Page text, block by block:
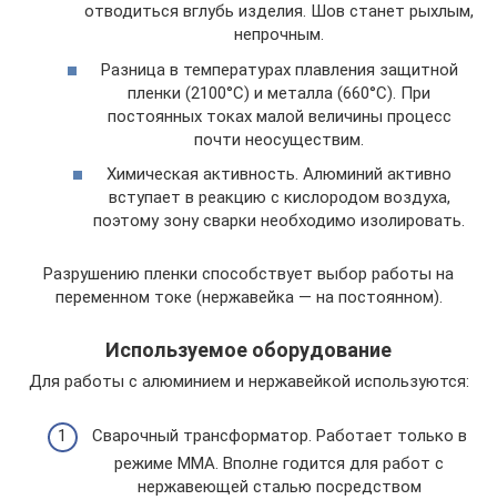
отводиться вглубь изделия. Шов станет рыхлым,
непрочным.
Разница в температурах плавления защитной
пленки (2100°C) и металла (660°C). При
постоянных токах малой величины процесс
почти неосуществим.
Химическая активность. Алюминий активно
вступает в реакцию с кислородом воздуха,
поэтому зону сварки необходимо изолировать.
Разрушению пленки способствует выбор работы на
переменном токе (нержавейка — на постоянном).
Используемое оборудование
Для работы с алюминием и нержавейкой используются:
Сварочный трансформатор. Работает только в
режиме MMA. Вполне годится для работ с
нержавеющей сталью посредством